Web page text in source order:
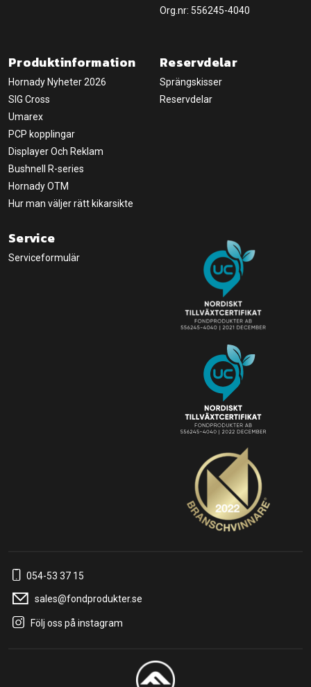
Org.nr: 556245-4040
Produktinformation
Hornady Nyheter 2026
SIG Cross
Umarex
PCP kopplingar
Displayer Och Reklam
Bushnell R-series
Hornady OTM
Hur man väljer rätt kikarsikte
Reservdelar
Sprängskisser
Reservdelar
Service
Serviceformulär
054-53 37 15
sales@fondprodukter.se
Följ oss på instagram